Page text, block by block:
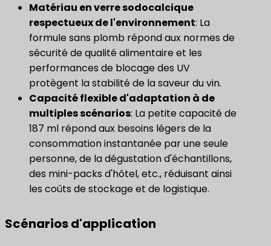
Matériau en verre sodocalcique
respectueux de l'environnement: La
formule sans plomb répond aux normes de
sécurité de qualité alimentaire et les
performances de blocage des UV
protègent la stabilité de la saveur du vin.
Capacité flexible d'adaptation à de
multiples scénarios: La petite capacité de
187 ml répond aux besoins légers de la
consommation instantanée par une seule
personne, de la dégustation d'échantillons,
des mini-packs d'hôtel, etc., réduisant ainsi
les coûts de stockage et de logistique.
Scénarios d'application